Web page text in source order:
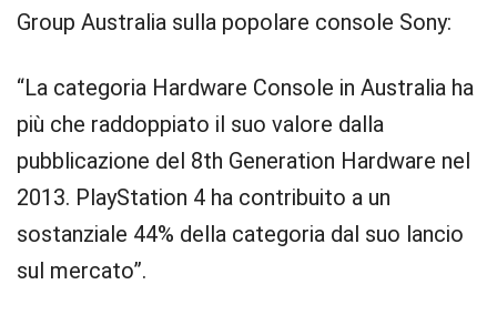
Group Australia sulla popolare console Sony:
“La categoria Hardware Console in Australia ha
più che raddoppiato il suo valore dalla
pubblicazione del 8th Generation Hardware nel
2013. PlayStation 4 ha contribuito a un
sostanziale 44% della categoria dal suo lancio
sul mercato”.